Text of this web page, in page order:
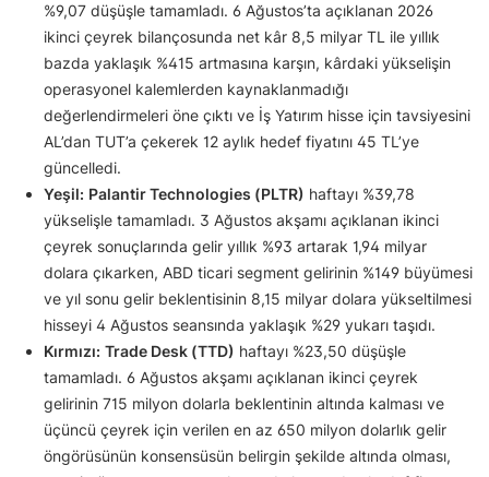
%9,07 düşüşle tamamladı. 6 Ağustos’ta açıklanan 2026
ikinci çeyrek bilançosunda net kâr 8,5 milyar TL ile yıllık
bazda yaklaşık %415 artmasına karşın, kârdaki yükselişin
operasyonel kalemlerden kaynaklanmadığı
değerlendirmeleri öne çıktı ve İş Yatırım hisse için tavsiyesini
AL’dan TUT’a çekerek 12 aylık hedef fiyatını 45 TL’ye
güncelledi.
Yeşil: Palantir Technologies (PLTR) haftayı %39,78
yükselişle tamamladı. 3 Ağustos akşamı açıklanan ikinci
çeyrek sonuçlarında gelir yıllık %93 artarak 1,94 milyar
dolara çıkarken, ABD ticari segment gelirinin %149 büyümesi
ve yıl sonu gelir beklentisinin 8,15 milyar dolara yükseltilmesi
hisseyi 4 Ağustos seansında yaklaşık %29 yukarı taşıdı.
Kırmızı: Trade Desk (TTD) haftayı %23,50 düşüşle
tamamladı. 6 Ağustos akşamı açıklanan ikinci çeyrek
gelirinin 715 milyon dolarla beklentinin altında kalması ve
üçüncü çeyrek için verilen en az 650 milyon dolarlık gelir
öngörüsünün konsensüsün belirgin şekilde altında olması,